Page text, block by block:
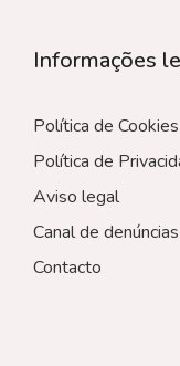
Informações
Política de Cookies
Política de
Aviso legal
Canal de denúncias
Contacto